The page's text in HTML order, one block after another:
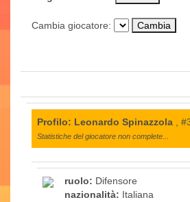
Cambia giocatore:
Profilo: Leonardo Spinazzola ,
Statistiche del giocatore non complete...
ruolo: Difensore
nazionalità: Italiana